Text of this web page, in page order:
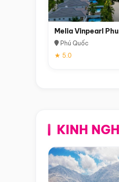
Melia Vinpearl
Phú Quốc
★ 5.0
KINH